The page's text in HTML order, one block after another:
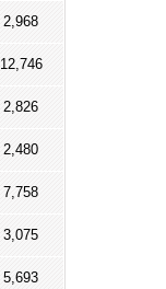
2,968
12,746
2,826
2,480
7,758
3,075
5,693